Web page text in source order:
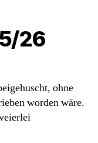
26
ohne
worden wäre.